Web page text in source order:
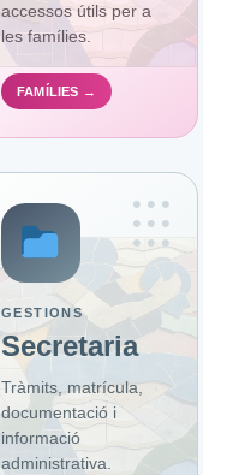
accessos útils per a
les famílies.
FAMÍLIES →
•••
•••
•••
GESTIONS
Secretaria
Tràmits, matrícula,
documentació i
informació
administrativa.